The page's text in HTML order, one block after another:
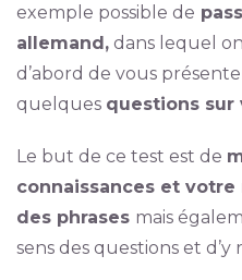
exemple possible de
allemand,dans lequel
d’abord de vous
quelques questions sur
Le but de ce test est de
connaissances et
des phrases mais
sens des questions et